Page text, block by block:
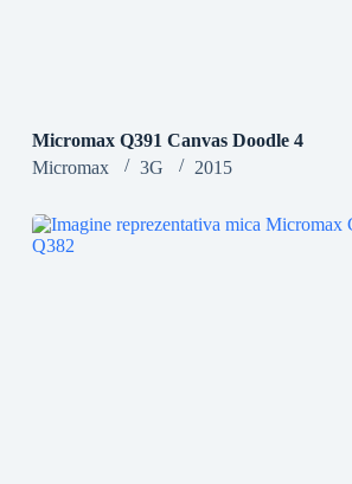
Micromax Q391 Canvas Doodle 4
Micromax
3G 2015